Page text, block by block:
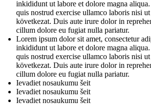
inkididunt ut labore et dolore magna
quis nostrud exercise ullamco laboris nisi
következat. Duis aute irure dolor in
cillum dolore eu fugiat nulla pariatur.
Lorem ipsum dolor sit amet, consectetur
inkididunt ut labore et dolore magna
quis nostrud exercise ullamco laboris nisi
következat. Duis aute irure dolor in
cillum dolore eu fugiat nulla pariatur.
Ievadiet nosaukumu šeit
Ievadiet nosaukumu šeit
Ievadiet nosaukumu šeit